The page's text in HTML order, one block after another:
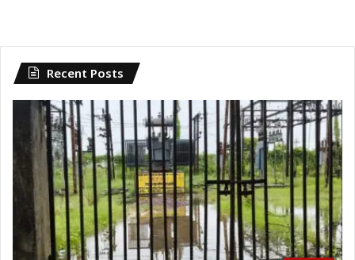
Recent Posts